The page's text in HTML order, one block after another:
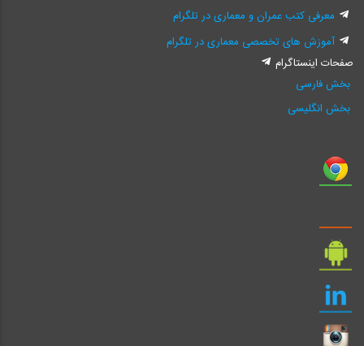
معرفی کتب عمران و معماری در تلگرام
آموزش های تخصصی معماری در تلگرام
صفحات اینستاگرام
بخش فارسی
بخش انگلیسی